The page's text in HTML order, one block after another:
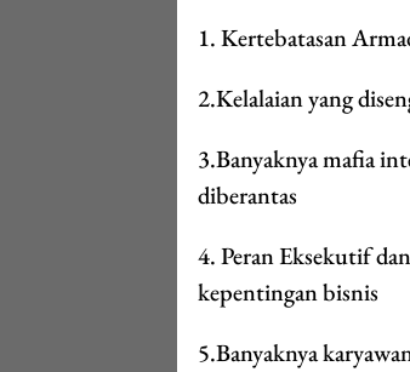
1. Kertebatasan
2.Kelalaian yang
3.Banyaknya mafia
diberantas
4. Peran Eksekutif
kepentingan bisnis
5.Banyaknya